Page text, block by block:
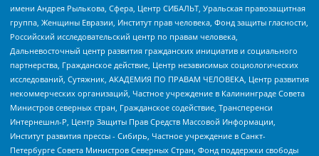
имени Андрея Рылькова, Сфера, Центр СИБАЛЬТ, Уральская правозащитная
группа, Женщины Евразии, Институт прав человека, Фонд защиты гласности,
Российский исследовательский центр по правам человека,
Дальневосточный центр развития гражданских инициатив и социального
партнерства, Гражданское действие, Центр независимых социологических
исследований, Сутяжник, АКАДЕМИЯ ПО ПРАВАМ ЧЕЛОВЕКА, Центр развития
некоммерческих организаций, Частное учреждение в Калининграде Совета
Министров северных стран, Гражданское содействие, Трансперенси
Интернешнл-Р, Центр Защиты Прав Средств Массовой Информации,
Институт развития прессы - Сибирь, Частное учреждение в Санкт-
Петербурге Совета Министров Северных Стран, Фонд поддержки свободы